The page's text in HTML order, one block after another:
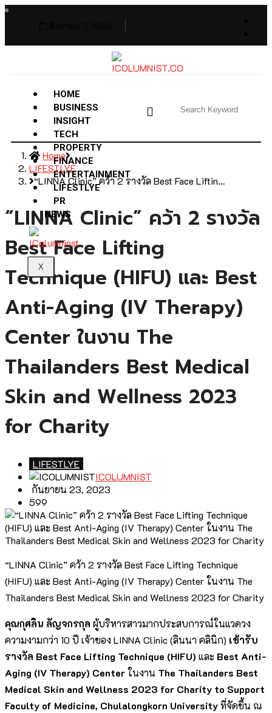
HOME
BUSINESS
INSIGHT
TECH
PROPERTY
FINANCE
ENTERTAINMENT
LIFESTLYE
PR
NEWS
X
Home
LIFESTLYE
“LINNA Clinic” คว้า 2 รางวัล Best Face Liftin…
“LINNA Clinic” คว้า 2 รางวัล
Best Face Lifting
Technique (HIFU) และ Best
Anti-Aging (IV Therapy)
Center ในงาน The
Thailanders Best Medical
Skin and Wellness 2023
for Charity
LIFESTLYE
ICOLUMNIST
กันยายน 23, 2023
599
“LINNA Clinic” คว้า 2 รางวัล Best Face Lifting Technique
(HIFU) และ Best Anti-Aging (IV Therapy) Center ในงาน The
Thailanders Best Medical Skin and Wellness 2023 for Charity
คุณกุศลิน ลัญจกรกุล ผู้บริหารสาวมากประสบการณ์ในแวดวง
ความงามกว่า 10 ปี เจ้าของ LINNA Clinic (ลินนา คลินิก) เข้ารับ
รางวัล Best Face Lifting Technique (HIFU) และ Best Anti-
Aging (IV Therapy) Centerในงาน The Thailanders Best
Medical Skin and Wellness 2023 for Charity to Support
Faculty of Medicine, Chulalongkorn Universityที่จัดขึ้น ณ